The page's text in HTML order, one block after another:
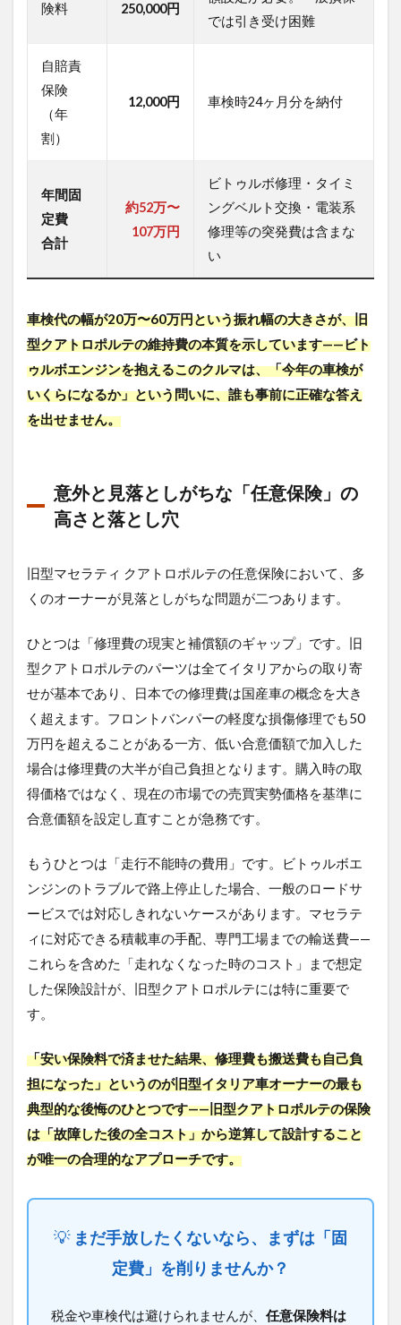
圧迫
な修
スク
が引き
起こす
構造的
弱点
2.2
ラテ
ィ ク
アト
ロポ
ルテ
（旧
車）
特有
障ポ
イン
トと
高騰
3
じた
ら？
マセ
ラテ
ィ
クア
トロ
ポル
テ
（旧
車）
番高
く売
るた
めの
戦略
自動
車税
で還
れ
る」
とい
う事
実
かる
店」
険料 250,000円
では引き受け困難
自賠責
保険
（年
割）
12,000円 車検時24ヶ月分を納付
年間固
定費
合計
約52万〜
107万円
ビトゥルボ修理・タイミ
ングベルト交換・電装系
修理等の突発費は含まな
い
車検代の幅が20万〜60万円という振れ幅の大きさが、旧
型クアトロポルテの維持費の本質を示しています——ビト
ゥルボエンジンを抱えるこのクルマは、「今年の車検が
いくらになるか」という問いに、誰も事前に正確な答え
を出せません。
意外と見落としがちな「任意保険」の
高さと落とし穴
旧型マセラティ クアトロポルテの任意保険において、多
くのオーナーが見落としがちな問題が二つあります。
ひとつは「修理費の現実と補償額のギャップ」です。旧
型クアトロポルテのパーツは全てイタリアからの取り寄
せが基本であり、日本での修理費は国産車の概念を大き
く超えます。フロントバンパーの軽度な損傷修理でも50
万円を超えることがある一方、低い合意価額で加入した
場合は修理費の大半が自己負担となります。購入時の取
得価格ではなく、現在の市場での売買実勢価格を基準に
合意価額を設定し直すことが急務です。
もうひとつは「走行不能時の費用」です。ビトゥルボエ
ンジンのトラブルで路上停止した場合、一般のロードサ
ービスでは対応しきれないケースがあります。マセラテ
ィに対応できる積載車の手配、専門工場までの輸送費——
これらを含めた「走れなくなった時のコスト」まで想定
した保険設計が、旧型クアトロポルテには特に重要で
す。
「安い保険料で済ませた結果、修理費も搬送費も自己負
担になった」というのが旧型イタリア車オーナーの最も
典型的な後悔のひとつです——旧型クアトロポルテの保険
は「故障した後の全コスト」から逆算して設計すること
が唯一の合理的なアプローチです。
💡まだ手放したくないなら、まずは「固
定費」を削りませんか？
税金や車検代は避けられませんが、 任意保険料は